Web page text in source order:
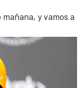
y vamos a